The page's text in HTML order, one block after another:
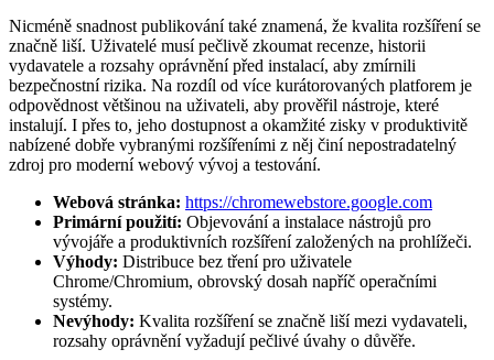
Nicméně snadnost publikování také znamená, že kvalita rozšíření se
značně liší. Uživatelé musí pečlivě zkoumat recenze, historii
vydavatele a rozsahy oprávnění před instalací, aby zmírnili
bezpečnostní rizika. Na rozdíl od více kurátorovaných platforem je
odpovědnost většinou na uživateli, aby prověřil nástroje, které
instalují. I přes to, jeho dostupnost a okamžité zisky v produktivitě
nabízené dobře vybranými rozšířeními z něj činí nepostradatelný
zdroj pro moderní webový vývoj a testování.
Webová stránka: https://chromewebstore.google.com
Primární použití: Objevování a instalace nástrojů pro
vývojáře a produktivních rozšíření založených na prohlížeči.
Výhody: Distribuce bez tření pro uživatele
Chrome/Chromium, obrovský dosah napříč operačními
systémy.
Nevýhody: Kvalita rozšíření se značně liší mezi vydavateli,
rozsahy oprávnění vyžadují pečlivé úvahy o důvěře.